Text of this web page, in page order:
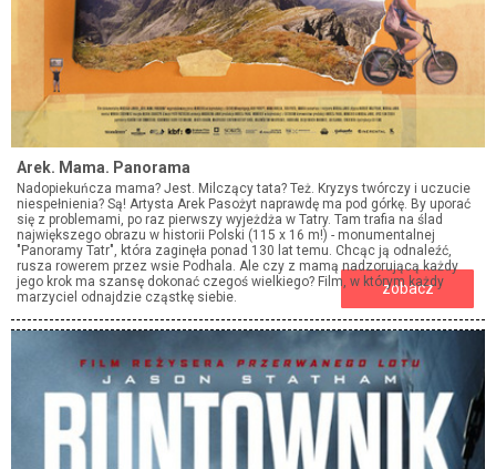
Arek. Mama. Panorama
Nadopiekuńcza mama? Jest. Milczący tata? Też. Kryzys twórczy i uczucie
niespełnienia? Są! Artysta Arek Pasożyt naprawdę ma pod górkę. By uporać
się z problemami, po raz pierwszy wyjeżdża w Tatry. Tam trafia na ślad
największego obrazu w historii Polski (115 x 16 m!) - monumentalnej
"Panoramy Tatr", która zaginęła ponad 130 lat temu. Chcąc ją odnaleźć,
rusza rowerem przez wsie Podhala. Ale czy z mamą nadzorującą każdy
jego krok ma szansę dokonać czegoś wielkiego? Film, w którym każdy
marzyciel odnajdzie cząstkę siebie.
zobacz